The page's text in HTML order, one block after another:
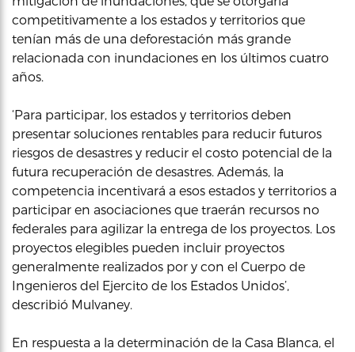
competitivamente a los estados y territorios que
tenían más de una deforestación más grande
relacionada con inundaciones en los últimos cuatro
años.
‘Para participar, los estados y territorios deben
presentar soluciones rentables para reducir futuros
riesgos de desastres y reducir el costo potencial de la
futura recuperación de desastres. Además, la
competencia incentivará a esos estados y territorios a
participar en asociaciones que traerán recursos no
federales para agilizar la entrega de los proyectos. Los
proyectos elegibles pueden incluir proyectos
generalmente realizados por y con el Cuerpo de
Ingenieros del Ejercito de los Estados Unidos’,
describió Mulvaney.
En respuesta a la determinación de la Casa Blanca, el